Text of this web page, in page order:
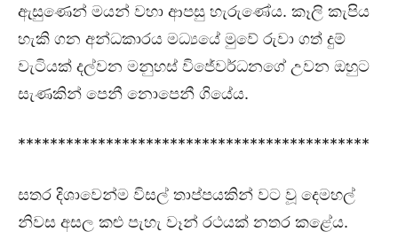
ඇසුණෙන් මයන් වහා ආපසු හැරුණේය. කෑලි කැපිය
හැකි ගන අන්ධකාරය මධ්‍යයේ මුවේ රුවා ගත් දුම්
වැටියක් දල්වන මනුහස් විජේවර්ධනගේ උවන ඔහුට
සැණකින් පෙනී නොපෙනී ගියේය.
********************************************
සතර දිශාවෙන්ම විසල් තාප්පයකින් වට වූ දෙමහල්
නිවස අසල කළු පැහැ වෑන් රථයක් නතර කළේය.